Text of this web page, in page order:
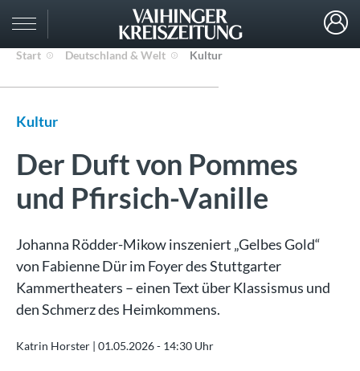
Start Deutschland & Welt Kultur
Kultur
Der Duft von Pommes
und Pfirsich-Vanille
Johanna Rödder-Mikow inszeniert „Gelbes Gold“
von Fabienne Dür im Foyer des Stuttgarter
Kammertheaters – einen Text über Klassismus und
den Schmerz des Heimkommens.
Katrin Horster | 01.05.2026 - 14:30 Uhr